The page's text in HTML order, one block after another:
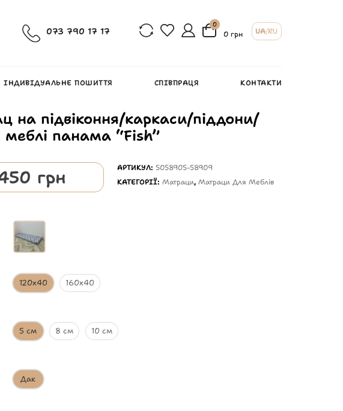
073 790 17 17
0
0 грн UA/RU
ІНДИВІДУАЛЬНЕ ПОШИТТЯ СПІВПРАЦЯ КОНТАКТИ
на підвіконня/каркаси/піддони/
меблі панама “Fish”
грн АРТИКУЛ: 5058905-58909
КАТЕГОРІЇ:Матраци,Матраци Для Меблів
120х40 160х40
5 см 8 см 10 см
Дак